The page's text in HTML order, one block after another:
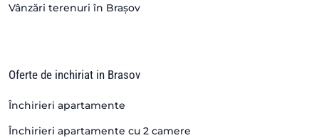
Vânzări terenuri în Brașov
Oferte de inchiriat in Brasov
Închirieri apartamente
Închirieri apartamente cu 2 camere